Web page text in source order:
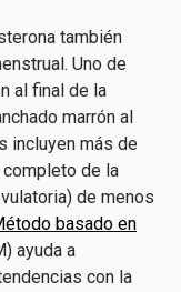
también
Uno de
al final de la
marrón al
incluyen más de
de la
de menos
basado en
ayuda a
con la